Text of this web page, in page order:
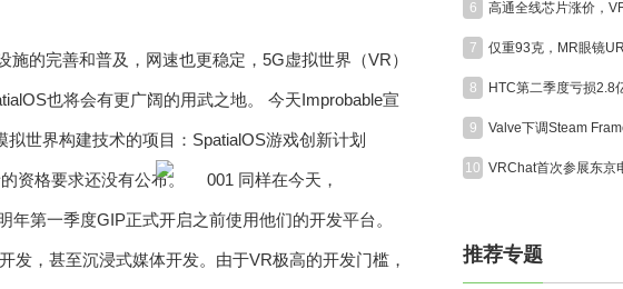
的完善和普及，网速也更稳定，5G虚拟世界（VR）
也将会有更广阔的用武之地。 今天Improbable宣
世界构建技术的项目：SpatialOS游戏创新计划
资格要求还没有公布。 同样在今天，
第一季度GIP正式开启之前使用他们的开发平台。
，甚至沉浸式媒体开发。由于VR极高的开发门槛，
6
7
8 HTC第二季度亏损2.8
9
10
推荐专题